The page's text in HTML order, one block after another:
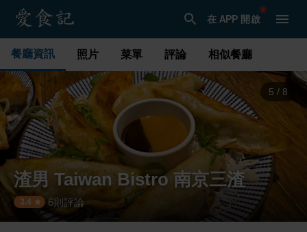
在 APP 開啟
餐廳資訊 照片 菜單 評論 相似餐廳
5 / 8
渣男 Taiwan Bistro 南京三渣
3.4 ·6則評論